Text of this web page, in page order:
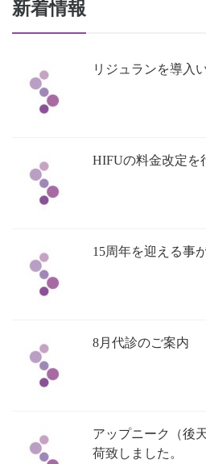
新着情報
リジュランを導入
HIFUの料金改定を
15周年を迎える事
8月代診のご案内
アップニーク（後
荷致しました。